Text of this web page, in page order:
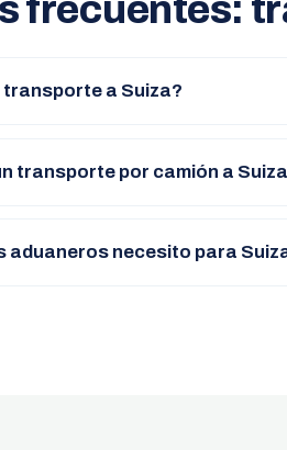
frecuentes:
a Suiza?
transporte por camión a
aduaneros necesito para